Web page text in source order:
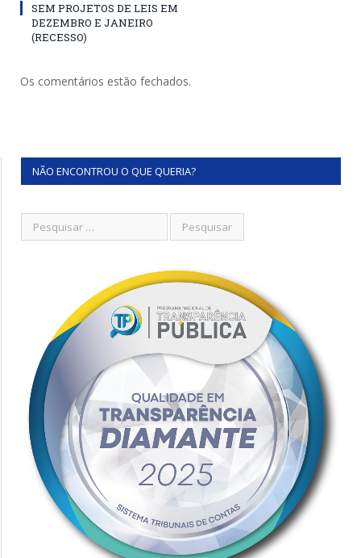
SEM PROJETOS DE LEIS EM
DEZEMBRO E JANEIRO
(RECESSO)
Os comentários estão fechados.
NÃO ENCONTROU O QUE QUERIA?